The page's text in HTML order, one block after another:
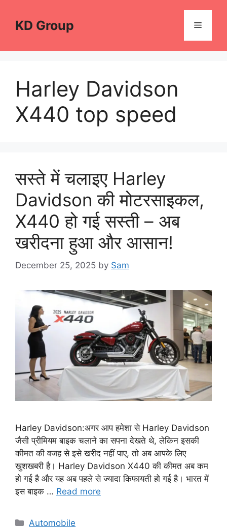
contentKD Group Menu
Harley Davidson
X440 top speed
सस्ते में चलाइए Harley
Davidson की मोटरसाइकल,
X440 हो गई सस्ती – अब
खरीदना हुआ और आसान!
December 25, 2025 by Sam
Harley Davidson:अगर आप हमेशा से Harley Davidson
जैसी प्रीमियम बाइक चलाने का सपना देखते थे, लेकिन इसकी
कीमत की वजह से इसे खरीद नहीं पाए, तो अब आपके लिए
खुशखबरी है। Harley Davidson X440 की कीमत अब कम
हो गई है और यह अब पहले से ज्यादा किफायती हो गई है। भारत में
इस बाइक … Read more
Categories
Automobile